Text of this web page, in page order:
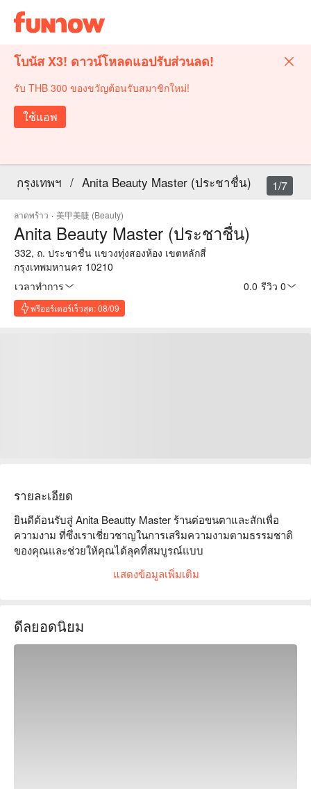
โบนัส X3! ดาวน์โหลดแอปรับส่วนลด!
รับ THB 300 ของขวัญต้อนรับสมาชิกใหม่!
ใช้แอพ
กรุงเทพฯ / Anita Beauty Master (ประชาชื่น)
ลาดพร้าว · 美甲美睫 (Beauty)
Anita Beauty Master (ประชาชื่น)
332, ถ. ประชาชื่น แขวงทุ่งสองห้อง เขตหลักสี่
กรุงเทพมหานคร 10210
เวลาทำการ
0.0 รีวิว 0
พรีออร์เดอร์เร็วสุด: 08/09
1/7
รายละเอียด
ยินดีต้อนรับสู่ Anita Beautty Master ร้านต่อขนตาและสักเพื่อ
ความงาม ที่ซึ่งเราเชี่ยวชาญในการเสริมความงามตามธรรมชาติ
ของคุณและช่วยให้คุณได้ลุคที่สมบูรณ์แบบ
ที่ร้านของเรา เรานำเสนอบริการระดับมืออาชีพมากมายที่
ออกแบบมาเพื่อเสริมดวงตาและกำหนดลักษณะใบหน้าของคุณ
การต่อขนตาเป็นหนึ่งในบริการยอดนิยมของร้าน ช่างของเรา
สามารถปรับแต่งความยาว ความหนา และความโค้งงอให้เหมาะ
แสดงข้อมูลเพิ่มเติม
ดีลยอดนิยม